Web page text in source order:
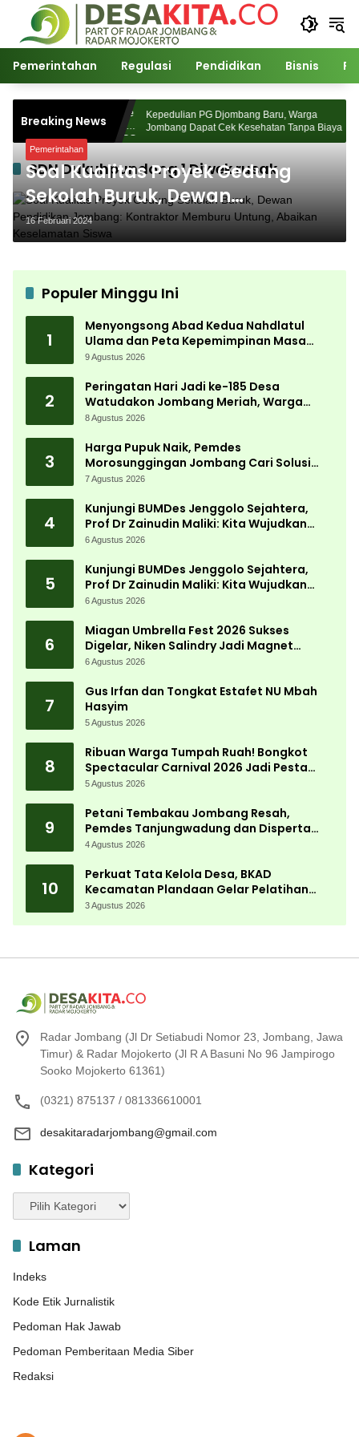
Langsung
konten
Pemerintahan Regulasi Pendidikan Bisnis
Breaking News
Ulama
Depan Pasca
Kepedulian PG Djombang Baru, Warga
Jombang Dapat Cek Kesehatan Tanpa Biaya
SDN Dukuhpundong 1 Diwek rusak
Pemerintahan
Soal Kualitas Proyek Gedung
Sekolah Buruk, Dewan
Pendidikan Jombang:
Kontraktor Memburu Untung,
Abaikan Keselamatan Siswa
16 Februari 2024
Populer Minggu Ini
1
Menyongsong Abad Kedua Nahdlatul
Ulama dan Peta Kepemimpinan Masa
Depan Pasca Muktamar ke-35
9 Agustus 2026
2
Peringatan Hari Jadi ke-185 Desa
Watudakon Jombang Meriah, Warga
Tumpek Blek Padati Karnaval Budaya
8 Agustus 2026
3
Harga Pupuk Naik, Pemdes
Morosunggingan Jombang Cari Solusi
Lewat Kajian Akademik
7 Agustus 2026
4
Kunjungi BUMDes Jenggolo Sejahtera,
Prof Dr Zainudin Maliki: Kita Wujudkan
Kemandirian Ekonomi dengan Potensi
6 Agustus 2026
5
Kunjungi BUMDes Jenggolo Sejahtera,
Prof Dr Zainudin Maliki: Kita Wujudkan
Kemandirian Ekonomi dengan Potensi
6 Agustus 2026
6
Miagan Umbrella Fest 2026 Sukses
Digelar, Niken Salindry Jadi Magnet
Ribuan Pengunjung
6 Agustus 2026
7
Gus Irfan dan Tongkat Estafet NU Mbah
Hasyim
5 Agustus 2026
8
Ribuan Warga Tumpah Ruah! Bongkot
Spectacular Carnival 2026 Jadi Pesta
Kemerdekaan Terbesar di Peterongan
5 Agustus 2026
9
Petani Tembakau Jombang Resah,
Pemdes Tanjungwadung dan Disperta
Bergerak Cepat
4 Agustus 2026
10
Perkuat Tata Kelola Desa, BKAD
Kecamatan Plandaan Gelar Pelatihan
Aparatur Pemdes
3 Agustus 2026
Radar Jombang (Jl Dr Setiabudi Nomor 23, Jombang, Jawa
Timur) & Radar Mojokerto (Jl R A Basuni No 96 Jampirogo
Sooko Mojokerto 61361)
(0321) 875137 / 081336610001
desakitaradarjombang@gmail.com
Kategori
Kategori
Laman
Indeks
Kode Etik Jurnalistik
Pedoman Hak Jawab
Pedoman Pemberitaan Media Siber
Redaksi